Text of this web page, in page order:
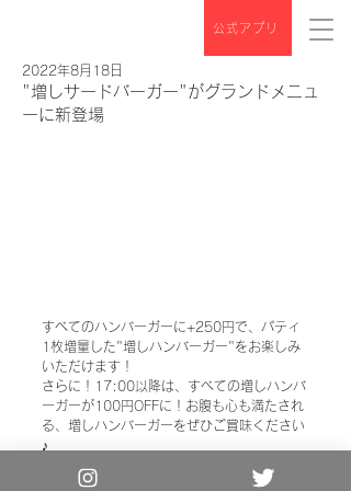
公式アプリ
"増しサードバーガー"がグランドメニュ
ーに新登場
2022年8月18日
すべてのハンバーガーに+250円で、パティ
1枚増量した"増しハンバーガー"をお楽しみ
いただけます！
さらに！17:00以降は、すべての増しハンバ
ーガーが100円OFFに！お腹も心も満たされ
る、増しハンバーガーをぜひご賞味ください
♪
Copyright© the 3rd Burger. All Rights